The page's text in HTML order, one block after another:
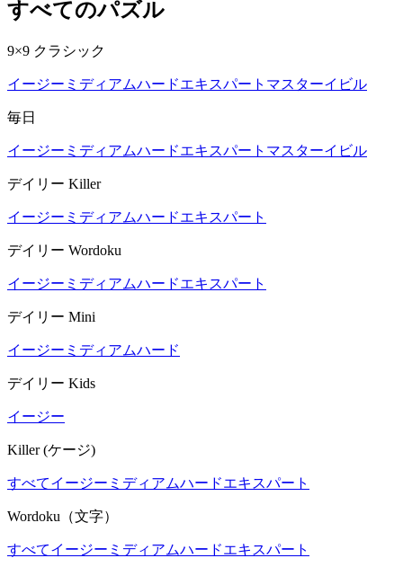
すべてのパズル
9×9 クラシック
イージー ミディアムハードエキスパート マスターイビル
毎日
イージー ミディアムハードエキスパート マスターイビル
デイリー Killer
イージー ミディアムハードエキスパート
デイリー Wordoku
イージー ミディアムハードエキスパート
デイリー Mini
イージー ミディアムハード
デイリー Kids
イージー
Killer (ケージ)
すべてイージー ミディアムハードエキスパート
Wordoku（文字）
すべてイージー ミディアムハードエキスパート